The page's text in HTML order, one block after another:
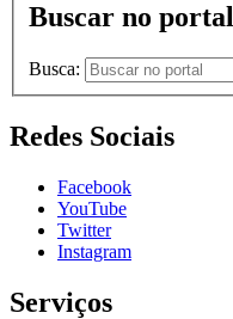
Buscar no portal
Busca:
Redes Sociais
Facebook
YouTube
Twitter
Instagram
Serviços